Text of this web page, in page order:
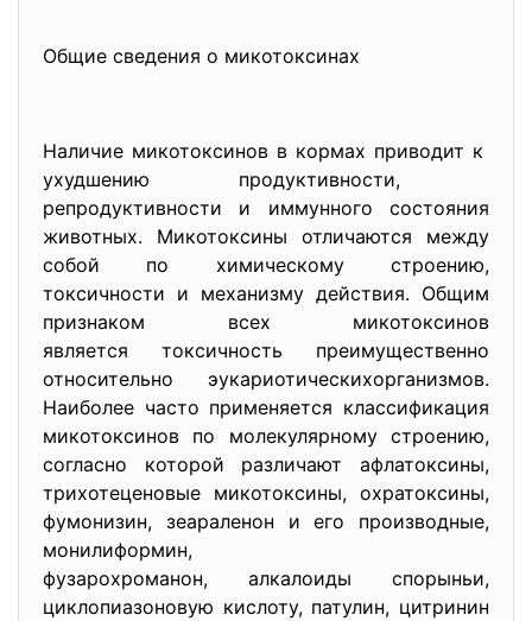
Общие сведения о микотоксинах
Наличие микотоксинов в кормах приводит к
ухудшению продуктивности,
репродуктивности и иммунного состояния
животных. Микотоксины отличаются между
собой по химическому строению,
токсичности и механизму действия. Общим
признаком всех микотоксинов
является токсичность преимущественно
относительно эукариотическихорганизмов.
Наиболее часто применяется классификация
микотоксинов по молекулярному строению,
согласно которой различают афлатоксины,
трихотеценовые микотоксины, охратоксины,
фумонизин, зеараленон и его производные,
монилиформин,
фузарохроманон, алкалоиды спорыньи,
циклопиазоновую кислоту, патулин, цитринин